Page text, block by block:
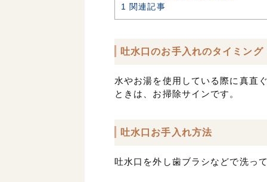
1 関連記事
吐水口のお手入れのタイミング
水やお湯を使用している際に真直
ときは、お掃除サインです。
吐水口お手入れ方法
吐水口を外し歯ブラシなどで洗っ